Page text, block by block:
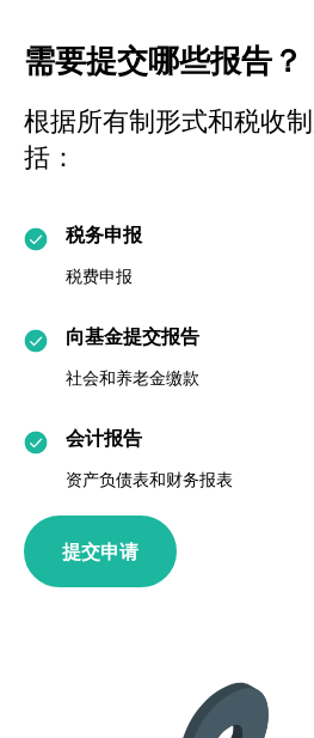
需要提交哪些报告？
根据所有制形式和税收
括：
税务申报
税费申报
向基金提交报告
社会和养老金缴款
会计报告
资产负债表和财务报表
提交申请